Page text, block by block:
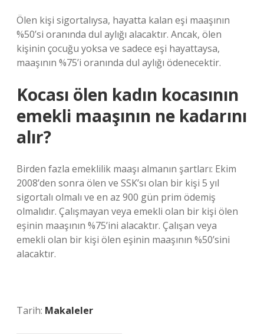
Ölen kişi sigortalıysa, hayatta kalan eşi maaşının
%50’si oranında dul aylığı alacaktır. Ancak, ölen
kişinin çocuğu yoksa ve sadece eşi hayattaysa,
maaşının %75’i oranında dul aylığı ödenecektir.
Kocası ölen kadın kocasının
emekli maaşının ne kadarını
alır?
Birden fazla emeklilik maaşı almanın şartları: Ekim
2008’den sonra ölen ve SSK’sı olan bir kişi 5 yıl
sigortalı olmalı ve en az 900 gün prim ödemiş
olmalıdır. Çalışmayan veya emekli olan bir kişi ölen
eşinin maaşının %75’ini alacaktır. Çalışan veya
emekli olan bir kişi ölen eşinin maaşının %50’sini
alacaktır.
Tarih: Makaleler